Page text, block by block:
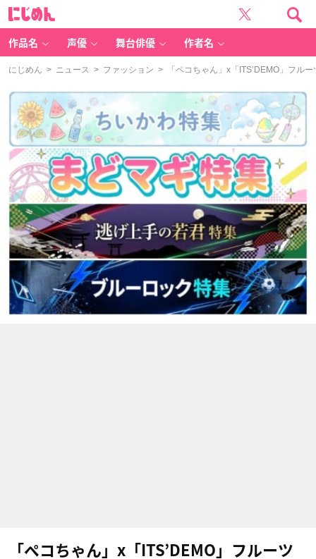
作品名 声優 舞台俳優 作者名
にじめん > ニュース > ファッション > 「ペコちゃん」x「ITS’DEMO」フル
「ペコちゃん」x「ITS’DEMO」フルーツ